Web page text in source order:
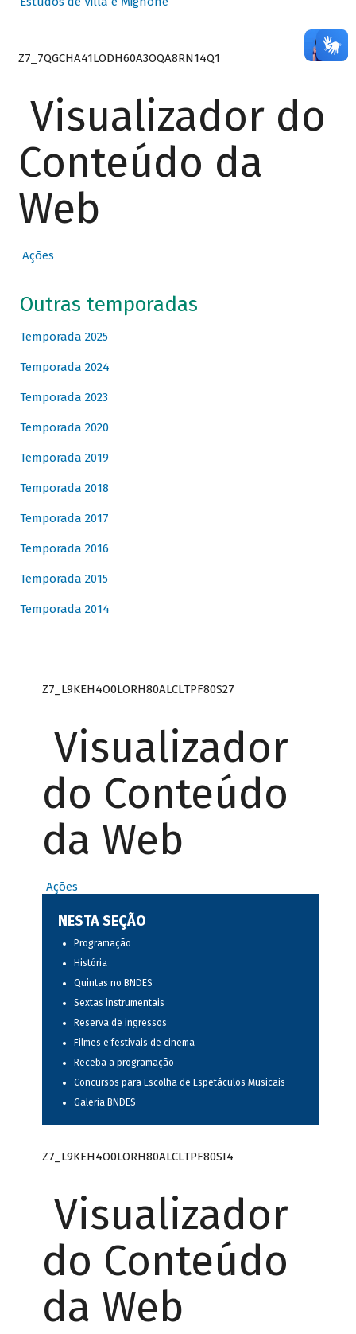
Z7_7QGCHA41LODH60A3OQA8RN14Q1
Visualizador do
Conteúdo da
Web
Ações
Outras temporadas
Temporada 2025
Temporada 2024
Temporada 2023
Temporada 2020
Temporada 2019
Temporada 2018
Temporada 2017
Temporada 2016
Temporada 2015
Temporada 2014
Z7_L9KEH4O0LORH80ALCLTPF80S27
Visualizador
do Conteúdo
da Web
Ações
NESTA SEÇÃO
Programação
História
Quintas no BNDES
Sextas instrumentais
Reserva de ingressos
Filmes e festivais de cinema
Receba a programação
Concursos para Escolha de Espetáculos Musicais
Galeria BNDES
Z7_L9KEH4O0LORH80ALCLTPF80SI4
Visualizador
do Conteúdo
da Web